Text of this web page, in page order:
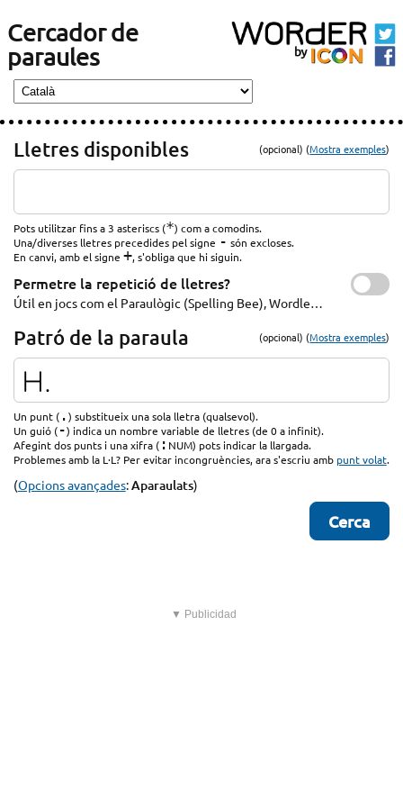
Cercador de
paraules
Lletres disponibles (opcional) (Mostra exemples)
Pots utilitzar fins a 3 asteriscs (*) com a comodins.
Una/diverses lletres precedides pel signe - són excloses.
En canvi, amb el signe +, s'obliga que hi siguin.
Permetre la repetició de lletres?
Útil en jocs com el Paraulògic (Spelling Bee), Wordle…
Patró de la paraula (opcional) (Mostra exemples)
Un punt (.) substitueix una sola lletra (qualsevol).
Un guió (-) indica un nombre variable de lletres (de 0 a infinit).
Afegint dos punts i una xifra (: NUM) pots indicar la llargada.
Problemes amb la L·L? Per evitar incongruències, ara s'escriu amb punt volat.
(Opcions avançades:Aparaulats)
▼ Publicidad